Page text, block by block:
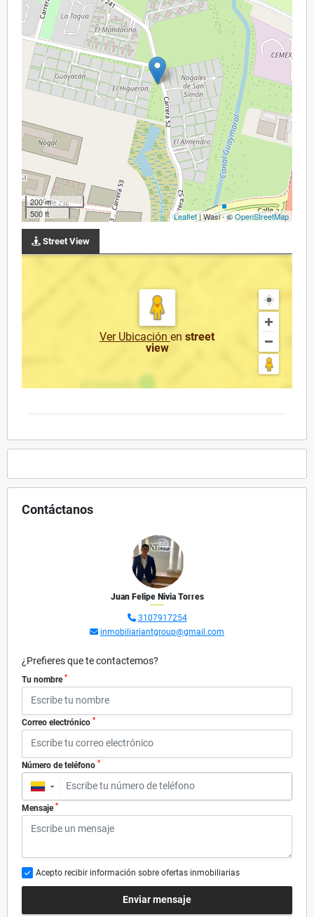
200 m
500 ft
Leaflet| Wasi - ©OpenStreetMap
Street View
Ver Ubicación en street
view
Contáctanos
Juan Felipe Nivia Torres
3107917254
inmobiliariantgroup@gmail.com
¿Prefieres que te contactemos?
Tu nombre *
Correo electrónico *
Número de teléfono *
▼
Mensaje *
Acepto recibir información sobre ofertas inmobiliarias
Enviar mensaje